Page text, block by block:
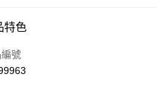
方式
一次付款
特色
號